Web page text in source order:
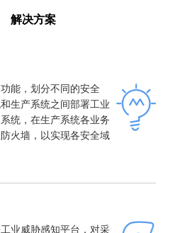
解决方案
能，划分不同的安全
生产系统之间部署工业
统，在生产系统各业务
火墙，以实现各安全域
业威胁感知平台，对采